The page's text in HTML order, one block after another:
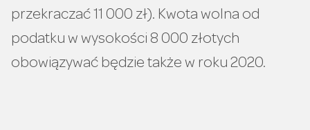
przekraczać 11 000 zł). Kwota wolna od
podatku w wysokości 8 000 złotych
obowiązywać będzie także w roku 2020.